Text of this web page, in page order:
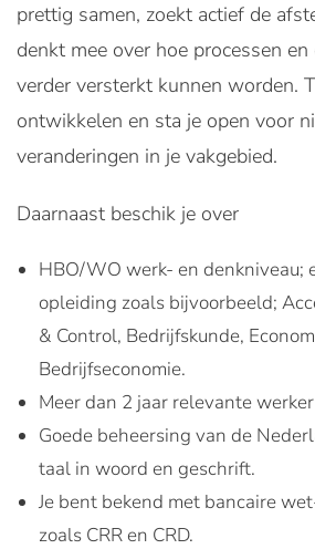
prettig samen, zoekt actief de
denkt mee over hoe processen
verder versterkt kunnen worden.
ontwikkelen en sta je open voor
veranderingen in je vakgebied.
Daarnaast beschik je over
HBO/WO werk- en denkniveau;
opleiding zoals bijvoorbeeld;
& Control, Bedrijfskunde,
Bedrijfseconomie.
Meer dan 2 jaar relevante
Goede beheersing van de
taal in woord en geschrift.
Je bent bekend met bancaire
zoals CRR en CRD.